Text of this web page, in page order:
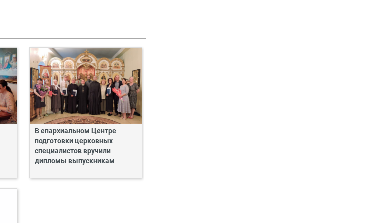
В епархиальном Центре
подготовки церковных
специалистов вручили
дипломы выпускникам